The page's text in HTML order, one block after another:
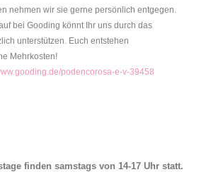
nehmen wir sie gerne persönlich entgegen.
bei Gooding könnt Ihr uns durch das
unterstützen. Euch entstehen
Mehrkosten!
podencorosa-e-v-39458
finden samstags von 14-17 Uhr statt.